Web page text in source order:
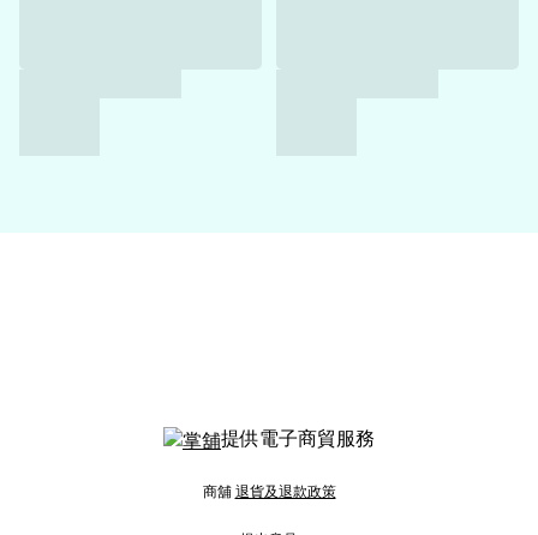
提供電子商貿服務
商舖 退貨及退款政策